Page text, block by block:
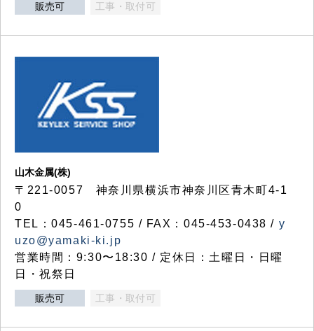
販売可 工事・取付可
山木金属(株)
〒221-0057 神奈川県横浜市神奈川区青木町4-1
0
TEL：045-461-0755 / FAX：045-453-0438 / y
uzo@yamaki-ki.jp
営業時間：9:30〜18:30 / 定休日：土曜日・日曜
日・祝祭日
販売可 工事・取付可